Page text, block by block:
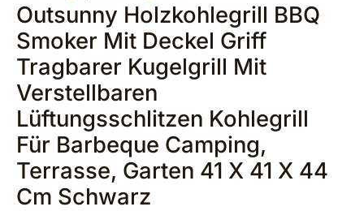
Outsunny Holzkohlegrill BBQ
Smoker Mit Deckel Griff
Tragbarer Kugelgrill Mit
Verstellbaren
Lüftungsschlitzen Kohlegrill
Für Barbeque Camping,
Terrasse, Garten 41 X 41 X 44
Cm Schwarz